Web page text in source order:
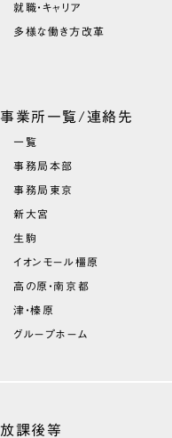
就職・キャリア
多様な働き方改革
事業所一覧/連絡先
一覧
事務局本部
事務局東京
新大宮
生駒
イオンモール橿原
高の原・南京都
津・榛原
グループホーム
放課後等